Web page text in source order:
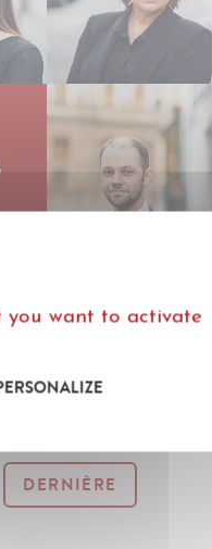
ENGLISH
DERNIÈRE
you want to activate